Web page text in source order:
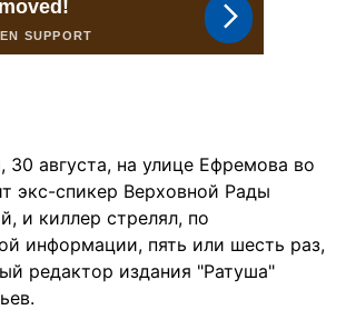
30 августа, на улице Ефремова во
экс-спикер Верховной Рады
и киллер стрелял, по
информации, пять или шесть раз,
редактор издания "Ратуша"